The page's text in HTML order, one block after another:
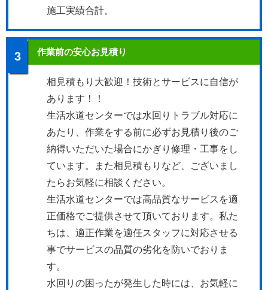
施工実績合計。
3 作業前の安心お見積り
相見積もり大歓迎！技術とサービスに自信が
あります！！
生活水道センターでは水回りトラブル対応に
あたり、作業をする前に必ずお見積り後のご
納得いただいた場合にかぎり修理・工事をし
ています。また相見積もりなど、ございまし
たらお気軽に相談ください。
生活水道センターでは高品質なサービスを適
正価格でご提供させて頂いております。私た
ちは、適正作業を適任スタッフに対応させる
事でサービスの品質の劣化を防いでおりま
す。
水回りの困ったが発生した時には、お気軽に